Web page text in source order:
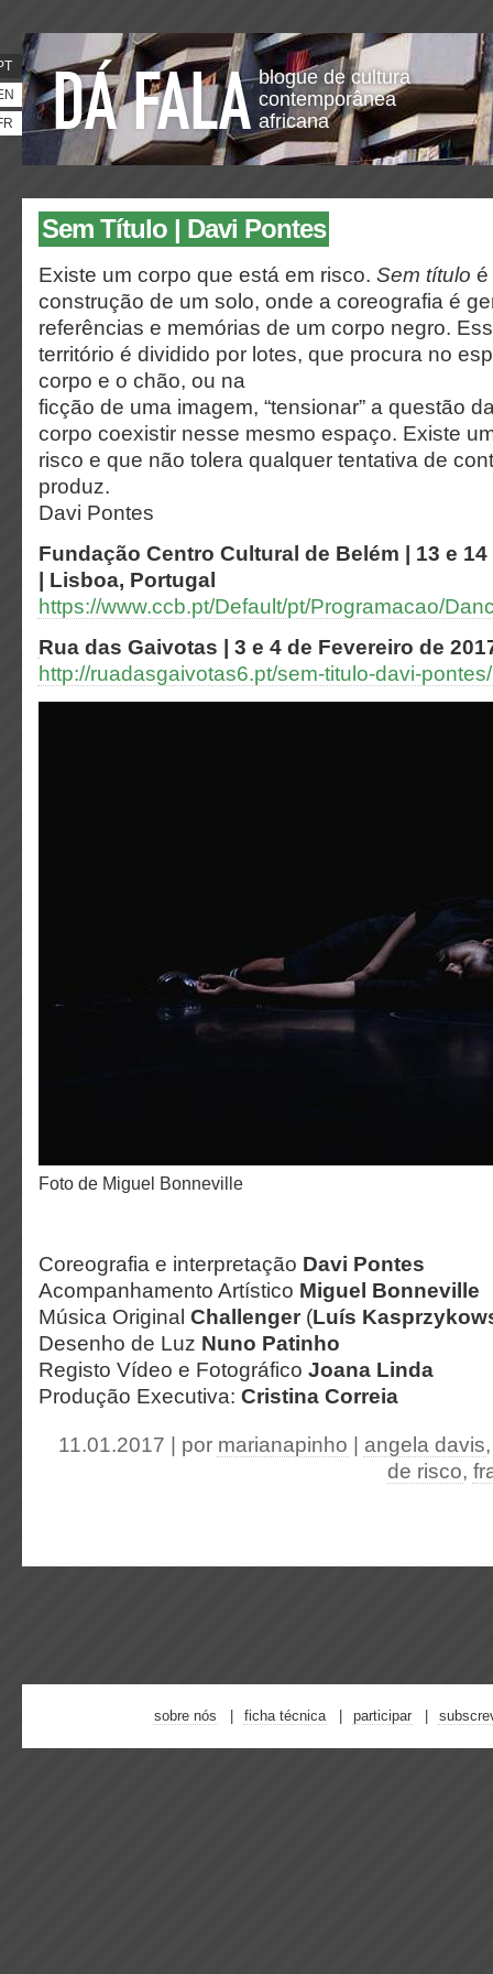
blogue de cultura
contemporânea
africana
Sem Título | Davi Pontes
Existe um corpo que está em risco. Sem título é
construção de um solo, onde a coreografia é
referências e memórias de um corpo negro.
território é dividido por lotes, que procura no
corpo e o chão, ou na
ficção de uma imagem, “tensionar” a questão
corpo coexistir nesse mesmo espaço. Existe
risco e que não tolera qualquer tentativa de
produz.
Davi Pontes
Fundação Centro Cultural de Belém | 13 e
| Lisboa, Portugal
https://www.ccb.pt/Default/pt/Programacao/
Rua das Gaivotas | 3 e 4 de Fevereiro de
http://ruadasgaivotas6.pt/sem-titulo-davi-pontes/
Foto de Miguel Bonneville
Coreografia e interpretação Davi Pontes
Acompanhamento Artístico Miguel Bonneville
Música Original Challenger (Luís
Desenho de Luz Nuno Patinho
Registo Vídeo e Fotográfico Joana Linda
Produção Executiva: Cristina Correia
11.01.2017 | por marianapinho angela davis
de risco,
sobre nós ficha técnica participar